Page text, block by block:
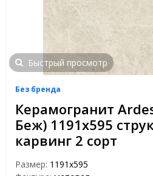
Быстрый просмотр
Без бренда
Керамогранит
Беж) 1191х595
карвинг 2 сорт
Размер: 1191x595